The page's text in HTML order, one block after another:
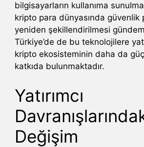
bilgisayarların kullanıma
kripto para dünyasında güvenlik
yeniden şekillendirilmesi
Türkiye’de de bu teknolojilere
kripto ekosisteminin daha da
katkıda bulunmaktadır.
Yatırımcı
Değişim